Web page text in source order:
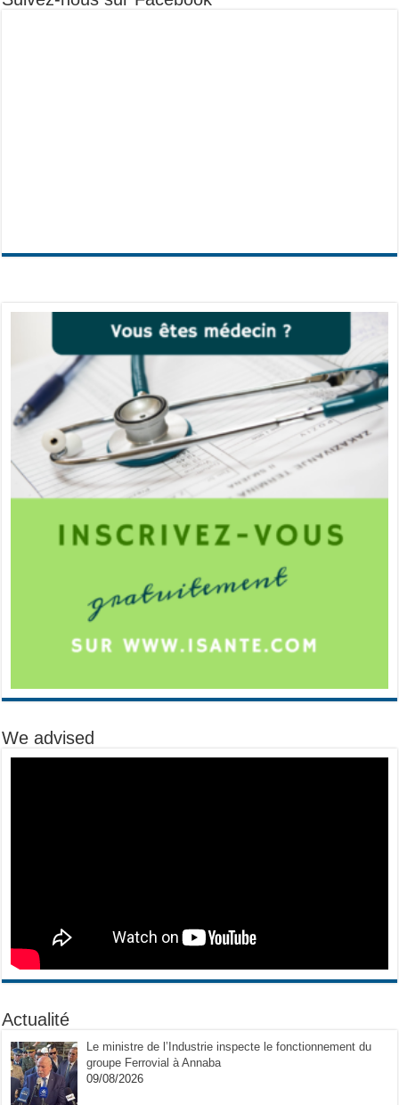
We advised
Actualité
Le ministre de l’Industrie inspecte le fonctionnement du
groupe Ferrovial à Annaba
09/08/2026